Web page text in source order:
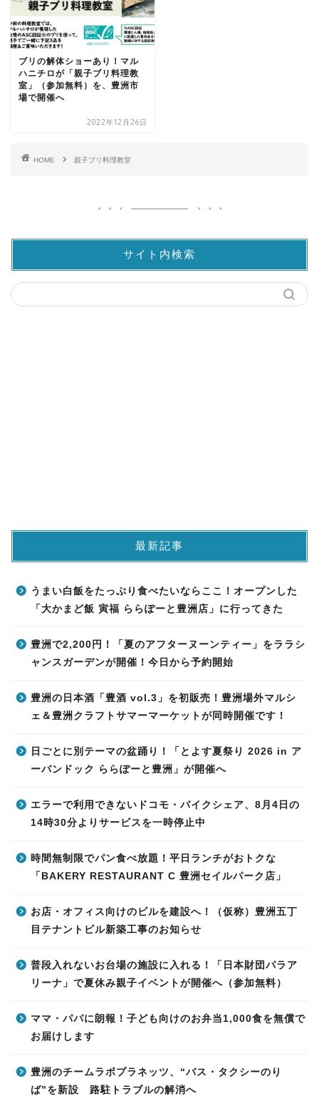
ブリの解体ショーあり！マル
ハニチロが「親子ブリ料理教
室」（参加無料）を、豊洲市
場で開催へ
2022年12月26日
HOME 親子ブリ料理教室
サイト内検索
最新記事
うまい白飯をたっぷり食べたいならここ！オープンした
「大かまど飯 寅福 ららぽーと豊洲店」に行ってきた
豊洲で2,200円！「夏のアフターヌーンティー」をララシ
ャンスガーデンが開催！今日から予約開始
豊洲の日本酒「豊酒 vol.3」を初販売！豊洲場外マルシ
ェ＆豊洲クラフトサマーマーケットが同時開催です！
日ごとに別テーマの盆踊り！「とよす夏祭り 2026 in ア
ーバンドック ららぽーと豊洲」が開催へ
エラーで利用できないドコモ・バイクシェア、8月4日の
14時30分よりサービスを一時停止中
時間無制限でパン食べ放題！平日ランチがおトクな
「BAKERY RESTAURANT C 豊洲セイルパーク店」
お店・オフィス向けのビルを建設へ！（仮称）豊洲五丁
目テナントビル新築工事のお知らせ
普段入れないお台場の施設に入れる！「日本財団パラア
リーナ」で夏休み親子イベントが開催へ（参加無料）
ママ・パパに朗報！子ども向けのお弁当1,000食を無償で
お届けします
豊洲のチームラボプラネッツ、“バス・タクシーのり
ば”を新設 路駐トラブルの解消へ